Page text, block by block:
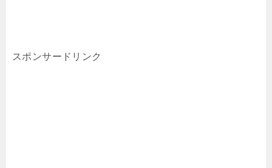
スポンサードリンク